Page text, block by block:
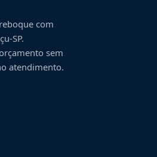
com
-SP.
sem
atendimento.